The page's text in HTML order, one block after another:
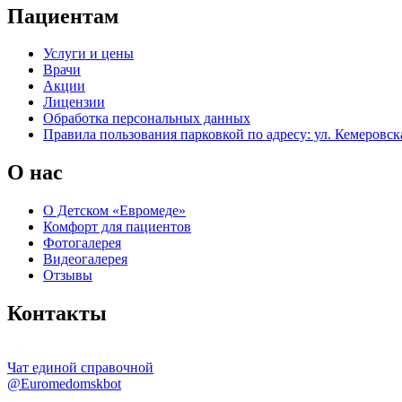
Пациентам
Услуги и цены
Врачи
Акции
Лицензии
Обработка персональных данных
Правила пользования парковкой по адресу: ул.
О нас
О Детском «Евромеде»
Комфорт для пациентов
Фотогалерея
Видеогалерея
Отзывы
Контакты
Чат единой справочной
@Euromedomskbot